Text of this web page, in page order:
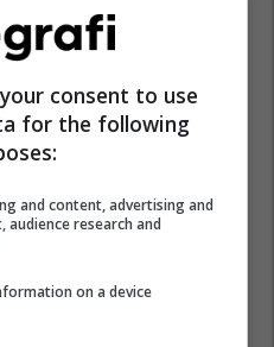
consent to use
for the following
and content, advertising and
research and
on a device